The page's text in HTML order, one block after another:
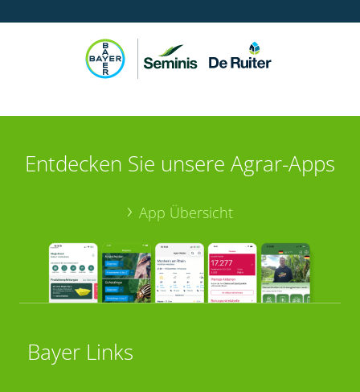
Entdecken Sie unsere Agrar-Apps
App Übersicht
Bayer Links